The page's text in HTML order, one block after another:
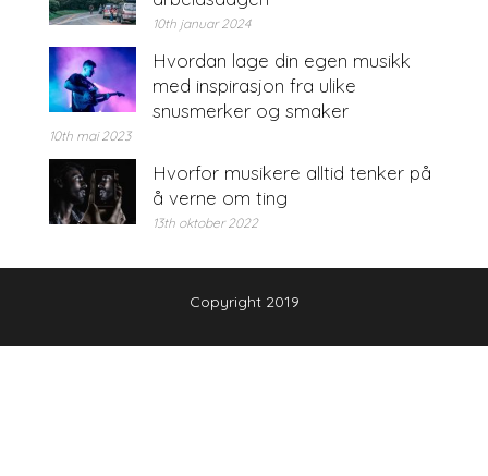
10th januar 2024
Hvordan lage din egen musikk
med inspirasjon fra ulike
snusmerker og smaker
10th mai 2023
Hvorfor musikere alltid tenker på
å verne om ting
13th oktober 2022